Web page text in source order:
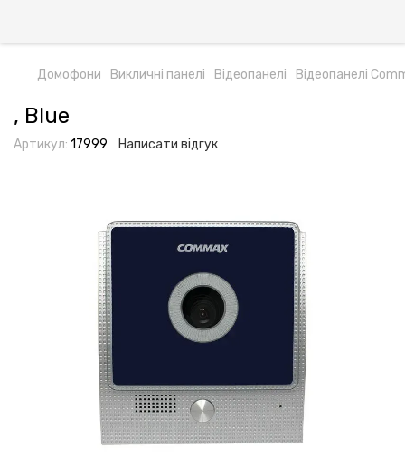
Домофони Викличні панелі Відеопанелі Відеопанелі
, Blue
Артикул: 17999 Написати відгук